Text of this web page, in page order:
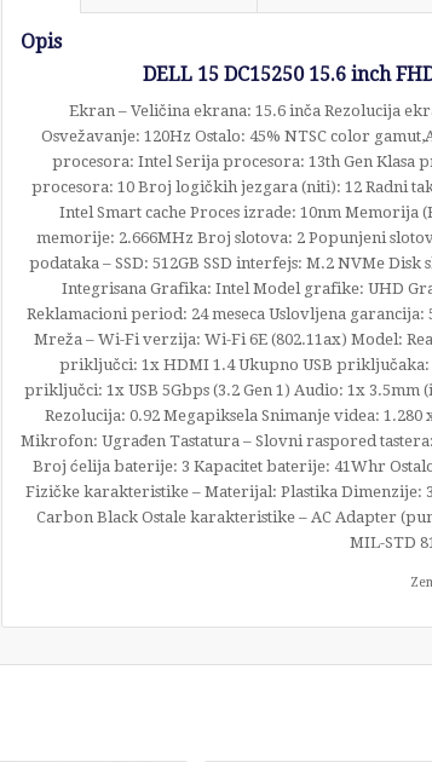
Opis
DELL 15 DC15250 15.6 inch
Ekran – Veličina ekrana: 15.6 inča Rezolucija
Osvežavanje: 120Hz Ostalo: 45% NTSC color
procesora: Intel Serija procesora: 13th Gen Klasa
procesora: 10 Broj logičkih jezgara (niti): 12 Radni
Intel Smart cache Proces izrade: 10nm Memorija
memorije: 2.666MHz Broj slotova: 2 Popunjeni
podataka – SSD: 512GB SSD interfejs: M.2 NVMe
Integrisana Grafika: Intel Model grafike: UHD
Reklamacioni period: 24 meseca Uslovljena
Mreža – Wi-Fi verzija: Wi-Fi 6E (802.11ax) Model:
priključci: 1x HDMI 1.4 Ukupno USB priključaka:
priključci: 1x USB 5Gbps (3.2 Gen 1) Audio: 1x
Rezolucija: 0.92 Megapiksela Snimanje videa:
Mikrofon: Ugrađen Tastatura – Slovni raspored
Broj ćelija baterije: 3 Kapacitet baterije: 41Whr
Fizičke karakteristike – Materijal: Plastika Dimenzije:
Carbon Black Ostale karakteristike – AC Adapter
MIL-STD